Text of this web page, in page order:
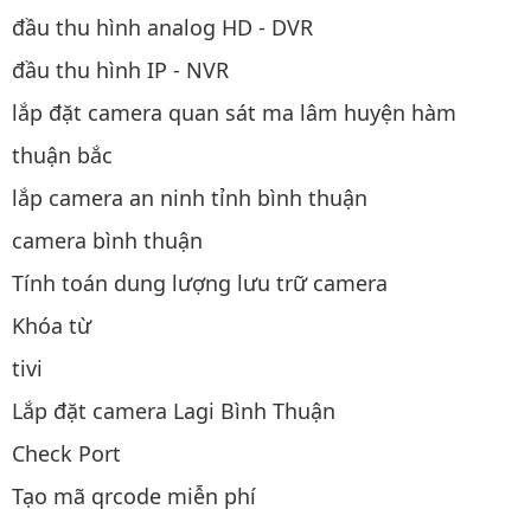
đầu thu hình analog HD - DVR
đầu thu hình IP - NVR
lắp đặt camera quan sát ma lâm huyện hàm
thuận bắc
lắp camera an ninh tỉnh bình thuận
camera bình thuận
Tính toán dung lượng lưu trữ camera
Khóa từ
tivi
Lắp đặt camera Lagi Bình Thuận
Check Port
Tạo mã qrcode miễn phí